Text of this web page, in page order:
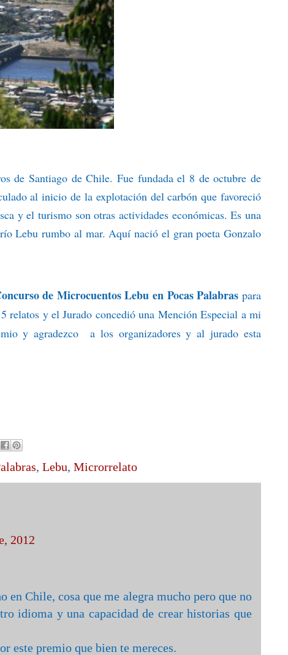
de Santiago de Chile. Fue fundada el 8 de octubre de
al inicio de la explotación del carbón que favoreció
y el turismo son otras actividades económicas. Es una
Lebu rumbo al mar. Aquí nació el gran poeta Gonzalo
de Microcuentos Lebu en Pocas Palabraspara
relatos y el Jurado concedió una Mención Especial a mi
y agradezco
a los organizadores y al jurado esta
, Lebu, Microrrelato
2012
en Chile, cosa que me alegra mucho pero que no
idioma y una capacidad de crear historias que
este premio que bien te mereces.